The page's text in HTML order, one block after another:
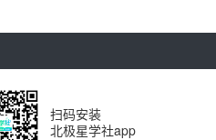
扫码安装
北极星学社app